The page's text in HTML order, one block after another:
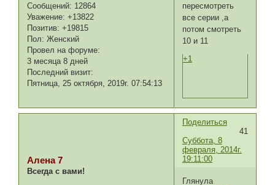
Сообщений: 12864
Уважение: +13822
Позитив: +19815
Пол: Женский
Провел на форуме:
3 месяца 8 дней
Последний визит:
Пятница, 25 октября, 2019г. 07:54:13
пересмотреть
все серии ,а
потом смотреть
10 и 11
+1
Поделиться
41
Суббота, 8
февраля, 2014г.
19:11:00
Алена 7
Всегда с вами!
Глянула